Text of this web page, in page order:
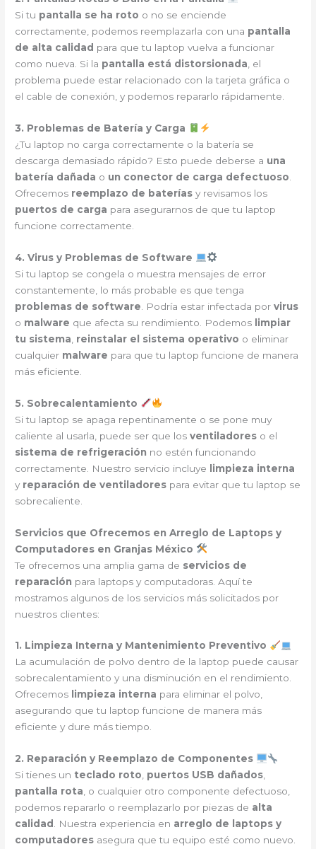
Si tu pantalla se ha roto o no se enciende
correctamente, podemos reemplazarla con una pantalla
de alta calidad para que tu laptop vuelva a funcionar
como nueva. Si la pantalla está distorsionada , el
problema puede estar relacionado con la tarjeta gráfica o
el cable de conexión, y podemos repararlo rápidamente.
3. Problemas de Batería y Carga
¿Tu laptop no carga correctamente o la batería se
descarga demasiado rápido? Esto puede deberse a una
batería dañada o un conector de carga defectuoso
Ofrecemos reemplazo de baterías y revisamos los
puertos de carga para asegurarnos de que tu laptop
funcione correctamente.
4. Virus y Problemas de Software
Si tu laptop se congela o muestra mensajes de error
constantemente, lo más probable es que tenga
problemas de software . Podría estar infectada porvirus
o malware que afecta su rendimiento. Podemos limpiar
tu sistema reinstalar el sistema operativo o eliminar
cualquier malware para que tu laptop funcione de manera
más eficiente.
5. Sobrecalentamiento
Si tu laptop se apaga repentinamente o se pone muy
caliente al usarla, puede ser que losventiladores o el
sistema de refrigeración no estén funcionando
correctamente. Nuestro servicio incluye
limpieza interna
y reparación de ventiladores para evitar que tu laptop se
sobrecaliente.
Servicios que Ofrecemos en Arreglo de Laptops y
Computadores en Granjas México
Te ofrecemos una amplia gama de servicios de
reparación para laptops y computadoras. Aquí te
mostramos algunos de los servicios más solicitados por
nuestros clientes:
1. Limpieza Interna y Mantenimiento Preventivo
La acumulación de polvo dentro de la laptop puede causar
sobrecalentamiento y una disminución en el rendimiento.
Ofrecemos limpieza interna para eliminar el polvo,
asegurando que tu laptop funcione de manera más
eficiente y dure más tiempo.
2. Reparación y Reemplazo de Componentes
Si tienes un teclado roto, puertos USB dañados,
pantalla rota, o cualquier otro componente defectuoso,
podemos repararlo o reemplazarlo por piezas de alta
calidad . Nuestra experiencia en arreglo de laptops y
computadores asegura que tu equipo esté como nuevo.